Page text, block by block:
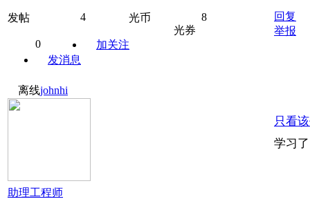
发帖 4 光币
8
光券
0
加关注
发消息
回复
举报
离线johnhi
助理工程师
只看
学习